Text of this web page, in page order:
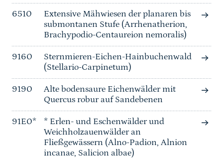
6510
Extensive Mähwiesen der planaren bis
submontanen Stufe (Arrhenatherion,
Brachypodio-Centaureion nemoralis)
9160
Sternmieren-Eichen-Hainbuchenwald
(Stellario-Carpinetum)
9190
Alte bodensaure Eichenwälder mit
Quercus robur auf Sandebenen
91E0*
* Erlen- und Eschenwälder und
Weichholzauenwälder an
Fließgewässern (Alno-Padion, Alnion
incanae, Salicion albae)